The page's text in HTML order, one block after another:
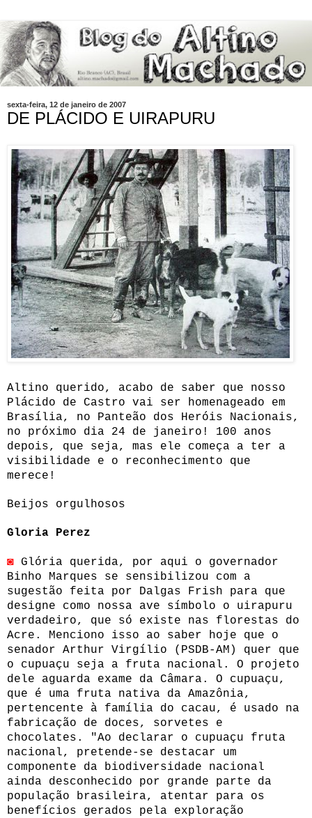
sexta-feira, 12 de janeiro de 2007
DE PLÁCIDO E UIRAPURU
Altino querido, acabo de saber que nosso
Plácido de Castro vai ser homenageado em
Brasília, no Panteão dos Heróis Nacionais,
no próximo dia 24 de janeiro! 100 anos
depois, que seja, mas ele começa a ter a
visibilidade e o reconhecimento que
merece!
Beijos orgulhosos
Gloria Perez
◙ Glória querida, por aqui o governador
Binho Marques se sensibilizou com a
sugestão feita por Dalgas Frish para que
designe como nossa ave símbolo o uirapuru
verdadeiro, que só existe nas florestas do
Acre. Menciono isso ao saber hoje que o
senador Arthur Virgílio (PSDB-AM) quer que
o cupuaçu seja a fruta nacional. O projeto
dele aguarda exame da Câmara. O cupuaçu,
que é uma fruta nativa da Amazônia,
pertencente à família do cacau, é usado na
fabricação de doces, sorvetes e
chocolates. "Ao declarar o cupuaçu fruta
nacional, pretende-se destacar um
componente da biodiversidade nacional
ainda desconhecido por grande parte da
população brasileira, atentar para os
benefícios gerados pela exploração